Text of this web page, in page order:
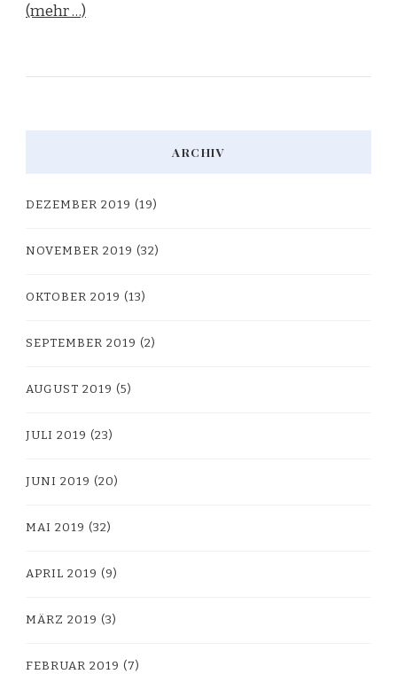
(mehr …)
ARCHIV
DEZEMBER 2019 (19)
NOVEMBER 2019 (32)
OKTOBER 2019 (13)
SEPTEMBER 2019 (2)
AUGUST 2019 (5)
JULI 2019 (23)
JUNI 2019 (20)
MAI 2019 (32)
APRIL 2019 (9)
MÄRZ 2019 (3)
FEBRUAR 2019 (7)